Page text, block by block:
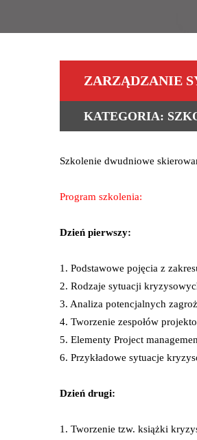
ZARZĄDZANIE
KATEGORIA:
Szkolenie dwudniowe
Program szkolenia:
Dzień pierwszy:
1. Podstawowe pojęcia z
2. Rodzaje sytuacji
3. Analiza potencjalnych
4. Tworzenie zespołów
5. Elementy Project
6. Przykładowe sytuacje
Dzień drugi:
1. Tworzenie tzw. książki